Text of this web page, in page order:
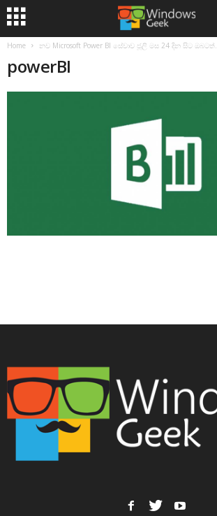
Home නව Microsoft Power BI සේවාව ජූලි මස 24 දින සිට ඔබටත්.
powerBI